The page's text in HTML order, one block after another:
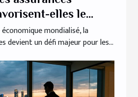
elles le
?
mondialisé, la
devient un défi majeur pour les...